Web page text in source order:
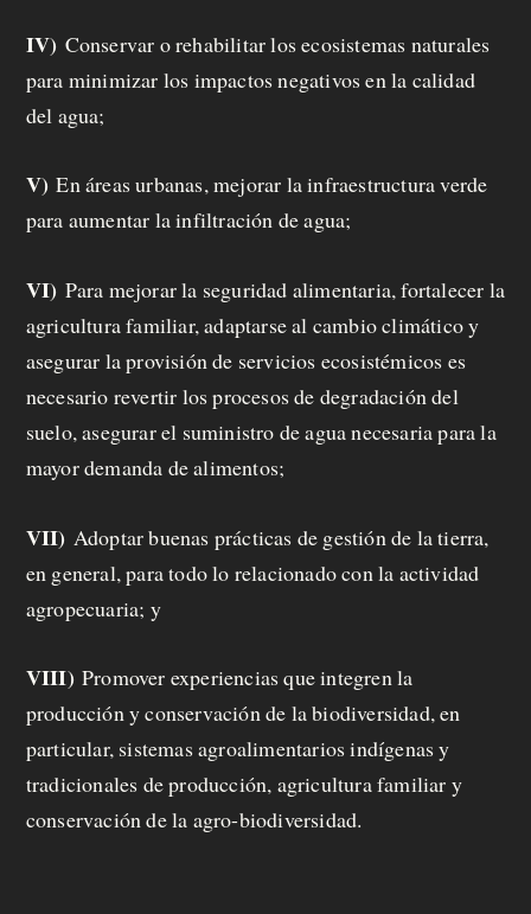
IV) Conservar o rehabilitar los ecosistemas naturales
para minimizar los impactos negativos en la calidad
del agua;
V) En áreas urbanas, mejorar la infraestructura verde
para aumentar la infiltración de agua;
VI) Para mejorar la seguridad alimentaria, fortalecer la
agricultura familiar, adaptarse al cambio climático y
asegurar la provisión de servicios ecosistémicos es
necesario revertir los procesos de degradación del
suelo, asegurar el suministro de agua necesaria para la
mayor demanda de alimentos;
VII) Adoptar buenas prácticas de gestión de la tierra,
en general, para todo lo relacionado con la actividad
agropecuaria; y
VIII)Promover experiencias que integren la
producción y conservación de la biodiversidad, en
particular, sistemas agroalimentarios indígenas y
tradicionales de producción, agricultura familiar y
conservación de la agro-biodiversidad.